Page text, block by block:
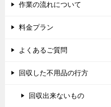
作業の流れについて
料金プラン
よくあるご質問
回収した不用品の行方
回収出来ないもの